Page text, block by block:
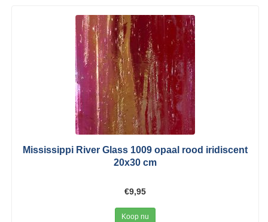
Mississippi River Glass 1009 opaal rood iridiscent
20x30 cm
€9,95
Koop nu